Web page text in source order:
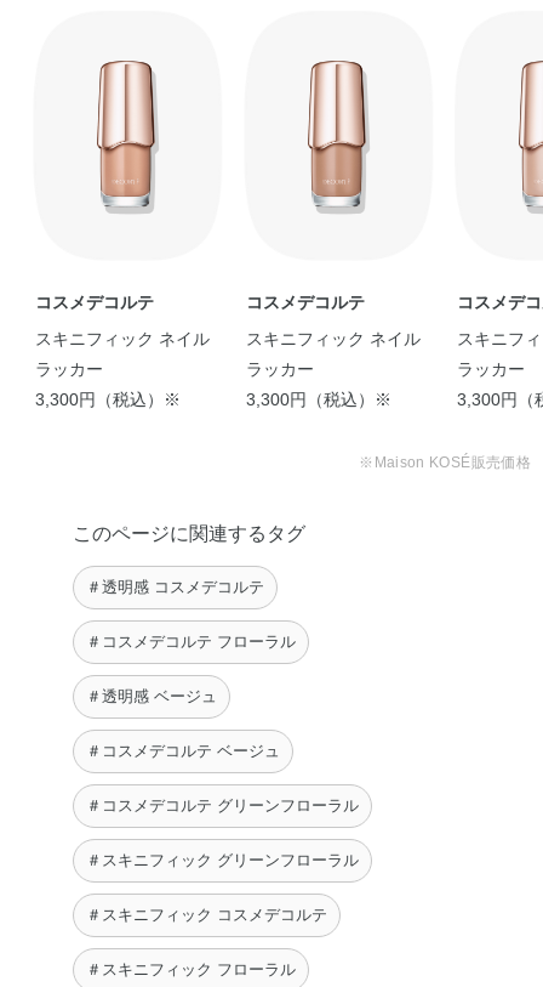
コメ胚芽油・スギナエキス・ダマスクバラ花エキス・トコ
フェロール・バオバブ種子油・パルミチン酸アスコルビ
ル・ヒマワリ種子油・プロリン・マツリカ花エキス・レモ
ン果実エキス・BG・（アクリレーツ／メタクリル酸トリス
（トリメチルシロキシ）シリルプロピル）コポリマー・
シケイ酸）クロスポリマー・（無水フタル酸／無水トリメ
スクワラン・ステアラルコニウムベントナイト・ダイヤモ
ンド末・トリエチルヘキサノイン・トリエトキシカプリリ
ルシラン・メチルトリメチコン・リンゴ酸・レシチン・塩
化Mg・水・水酸化Al・グンジョウ・酸化チタン・酸化鉄・
黄4・赤226
コスメデコルテ
スキニフィック ネイル
ラッカー
3,300円（税込）※
コスメデコルテ
スキニフィック ネイル
ラッカー
3,300円（税込）※
コスメデ
スキニフ
ラッカー
3,300円（
※Maison KOSÉ販売価格
このページに関連するタグ
＃透明感 コスメデコルテ
＃コスメデコルテ フローラル
＃透明感 ベージュ
＃コスメデコルテ ベージュ
＃コスメデコルテ グリーンフローラル
＃スキニフィック グリーンフローラル
＃スキニフィック コスメデコルテ
＃スキニフィック フローラル